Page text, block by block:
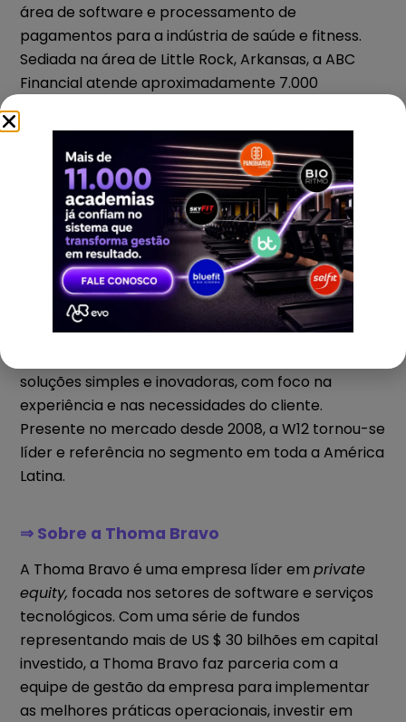
área de software e processamento de
pagamentos para a indústria de saúde e fitness.
Sediada na área de Little Rock, Arkansas, a ABC
Financial atende aproximadamente 7.000
México e Porto Rico. O inovador sistema de gestão
de academias da empresa, o DataTrak, é o mais
completo software baseado na Web na indústria
da saúde e fitness.
⇒ Sobre a W12
A W12 é uma empresa de tecnologia com uma
missão clara: trazer simplicidade e profissionalismo
soluções simples e inovadoras, com foco na
experiência e nas necessidades do cliente.
Presente no mercado desde 2008, a W12 tornou-se
líder e referência no segmento em toda a América
Latina.
⇒ Sobre a Thoma Bravo
A Thoma Bravo é uma empresa líder emprivate
equity, focada nos setores de software e serviços
tecnológicos. Com uma série de fundos
representando mais de US $ 30 bilhões em capital
investido, a Thoma Bravo faz parceria com a
equipe de gestão da empresa para implementar
as melhores práticas operacionais, investir em